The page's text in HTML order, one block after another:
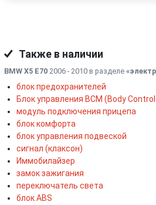
Также в наличии
BMW X5 E70 2006 - 2010 в разделе
блок предохранителей
Блок управления BCM (Body
модуль подключения прицепа
блок комфорта
блок управления подвеской
сигнал (клаксон)
Иммобилайзер
замок зажигания
переключатель света
блок ABS